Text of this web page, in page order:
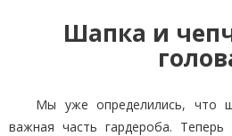
Шапка и
Мы уже определились, что
важная часть гардероба.